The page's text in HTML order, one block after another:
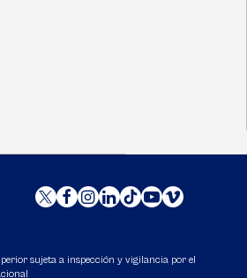
sujeta a inspección y vigilancia por el